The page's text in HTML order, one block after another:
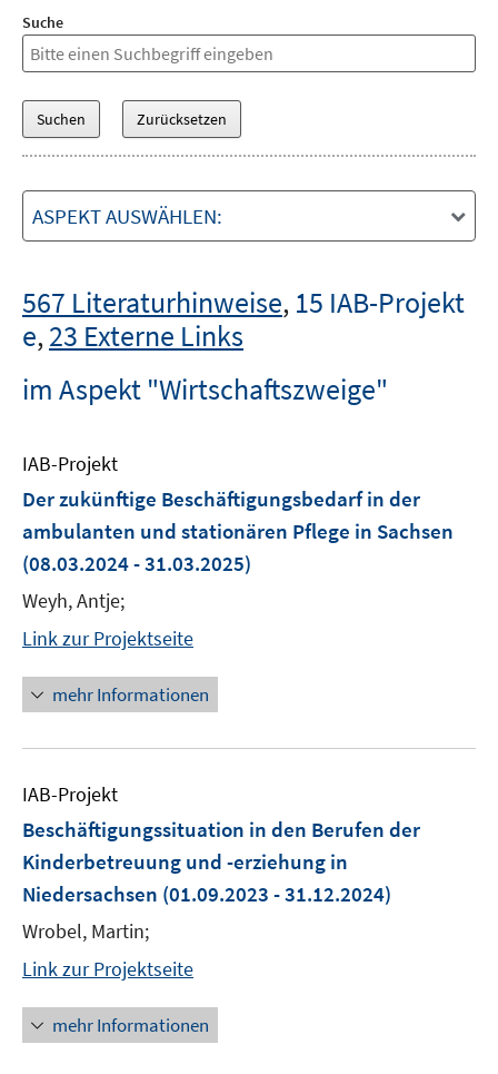
Suche
ASPEKT AUSWÄHLEN:
567 Literaturhinweise, 15 IAB-Projekt
e,23 Externe Links
im Aspekt "Wirtschaftszweige"
IAB-Projekt
Der zukünftige Beschäftigungsbedarf in der
ambulanten und stationären Pflege in Sachsen
(08.03.2024 - 31.03.2025)
Weyh, Antje;
Link zur Projektseite
mehr Informationen
IAB-Projekt
Beschäftigungssituation in den Berufen der
Kinderbetreuung und -erziehung in
Niedersachsen (01.09.2023 - 31.12.2024)
Wrobel, Martin;
Link zur Projektseite
mehr Informationen